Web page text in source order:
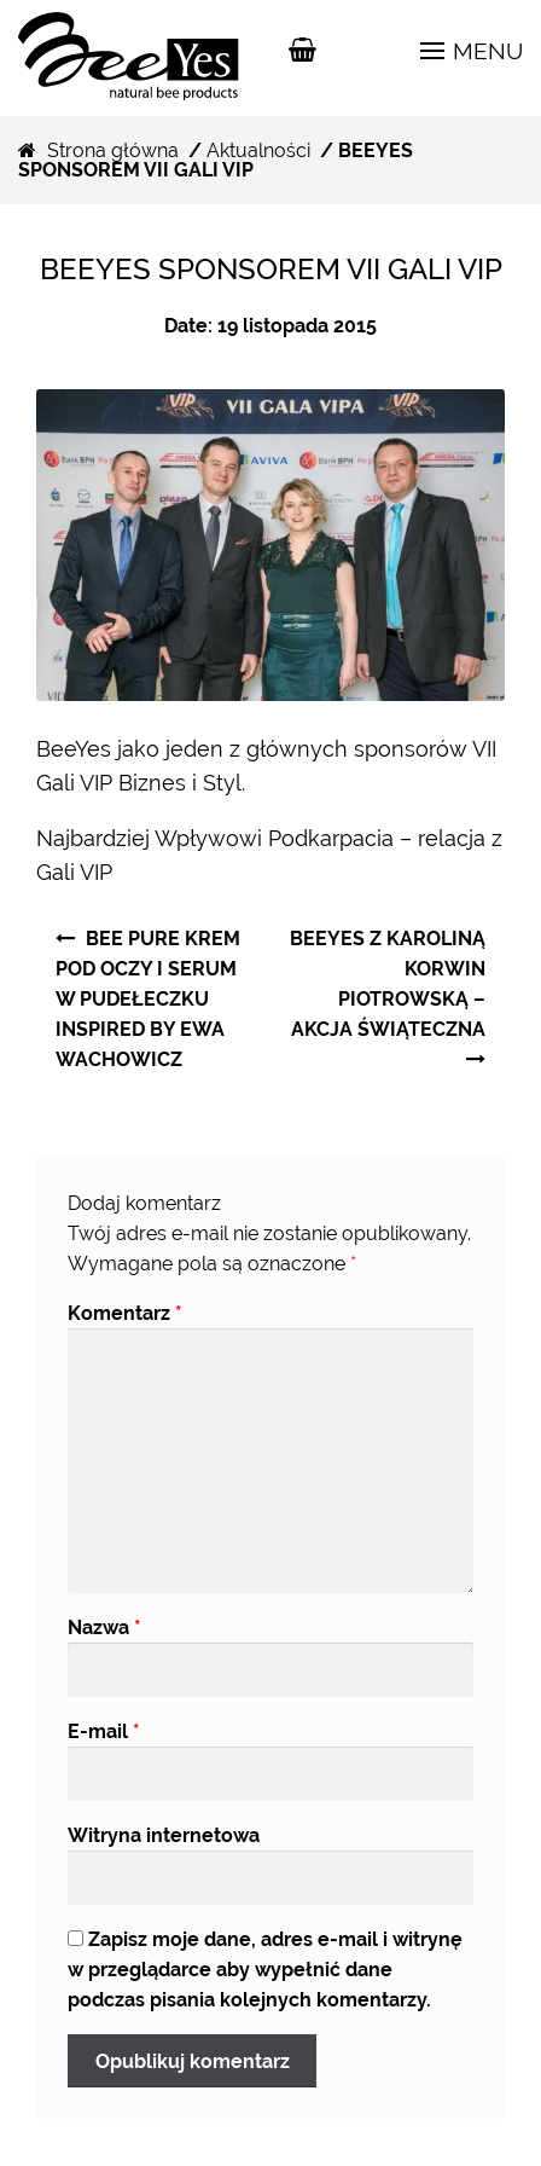
MENU
Strona główna / Aktualności/ BEEYES
SPONSOREM VII GALI VIP
BEEYES SPONSOREM VII GALI VIP
Date: 19 listopada 2015
BeeYes jako jeden z głównych sponsorów VII
Gali VIP Biznes i Styl.
Najbardziej Wpływowi Podkarpacia – relacja z
Gali VIP
Nawigacja
wpisu
BEE PURE KREM
POD OCZY I SERUM
W PUDEŁECZKU
INSPIRED BY EWA
WACHOWICZ
BEEYES Z KAROLINĄ
KORWIN
PIOTROWSKĄ –
AKCJA ŚWIĄTECZNA
Dodaj komentarz
Twój adres e-mail nie zostanie opublikowany.
Wymagane pola są oznaczone *
Komentarz *
Nazwa *
E-mail *
Witryna internetowa
Zapisz moje dane, adres e-mail i witrynę
w przeglądarce aby wypełnić dane
podczas pisania kolejnych komentarzy.